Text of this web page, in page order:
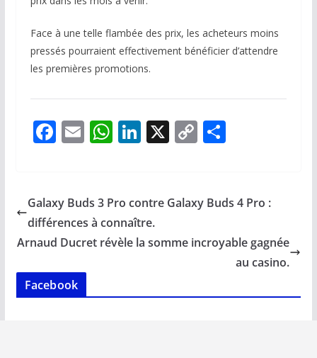
Face à une telle flambée des prix, les acheteurs moins
pressés pourraient effectivement bénéficier d’attendre
les premières promotions.
F
b
o
o
k
E
l
W
s
A
p
Li
e
dI
n
X C
y
n
P
g
Galaxy Buds 3 Pro contre Galaxy Buds 4 Pro :
différences à connaître.
Arnaud Ducret révèle la somme incroyable gagnée
au casino.
Facebook